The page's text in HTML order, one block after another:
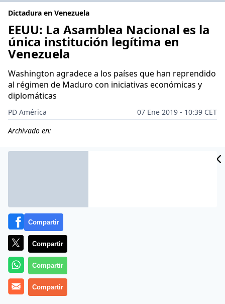
Dictadura en Venezuela
EEUU: La Asamblea Nacional es la
única institución legítima en
Venezuela
Washington agradece a los países que han reprendido
al régimen de Maduro con iniciativas económicas y
diplomáticas
PD América
07 Ene 2019 - 10:39 CET
Archivado en:
Estados Unidos
Compartir
Compartir
Compartir
Compartir